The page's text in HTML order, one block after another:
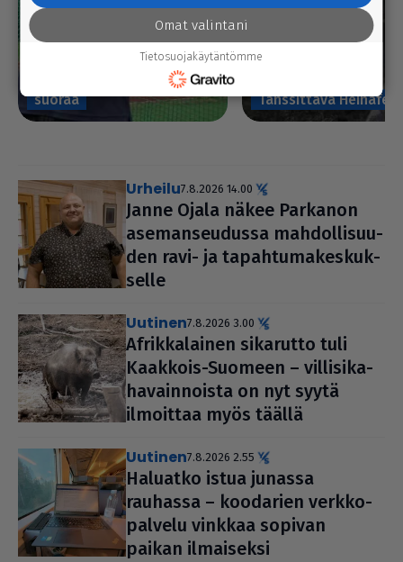
Riki Honkanen summaa
kautta 2026 ja sen lop­pu­
suo­raa
Tans­sit­tava Heinäfest
urheilu7.8.2026 14.00
Janne Ojala näkee Parkanon
ase­man­seu­dussa mah­dol­li­suu­
den ravi- ja tapah­tu­ma­kes­kuk­
selle
uutinen7.8.2026 3.00
Afrik­ka­lai­nen sikarutto tuli
Kaakkois-Suomeen – vil­li­si­ka­
ha­vain­noista on nyt syytä
ilmoittaa myös täällä
uutinen7.8.2026 2.55
Haluatko istua junassa
rauhassa – koodarien verk­ko­
pal­velu vinkkaa sopivan
paikan ilmai­seksi
Omat valintani
Tietosuojakäytäntömme